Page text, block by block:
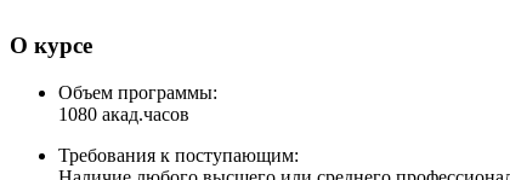
О курсе
Объем программы:
1080 акад.часов
Требования к поступающим: